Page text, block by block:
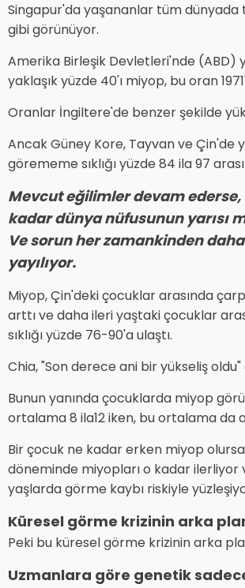
Singapur'da yaşananlar tüm
gibi görünüyor.
Amerika Birleşik Devletleri'nde (ABD)
yaklaşık yüzde 40'ı miyop, bu oran
Oranlar İngiltere'de benzer şekilde
Ancak Güney Kore, Tayvan ve Çin'de
görememe sıklığı yüzde 84 ila 97
Mevcut eğilimler devam ederse,
kadar dünya nüfusunun yarısı
Ve sorun her zamankinden daha
yayılıyor.
Miyop, Çin'deki çocuklar arasında
arttı ve daha ileri yaştaki çocuklar
sıklığı yüzde 76-90'a ulaştı.
Chia, "Son derece ani bir yükseliş oldu"
Bunun yanında çocuklarda miyop
ortalama 8 ila12 iken, bu ortalama da
Bir çocuk ne kadar erken miyop
döneminde miyopları o kadar ilerliyor
yaşlarda görme kaybı riskiyle
Küresel görme krizinin arka
Peki bu küresel görme krizinin arka
Uzmanlara göre genetik